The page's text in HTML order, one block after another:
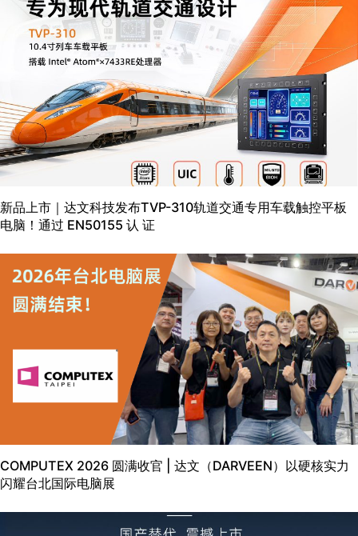
新品上市｜达文科技发布TVP-310轨道交通专用车载触控平板
电脑！通过 EN50155 认 证
COMPUTEX 2026 圆满收官 | 达文（DARVEEN）以硬核实力
闪耀台北国际电脑展